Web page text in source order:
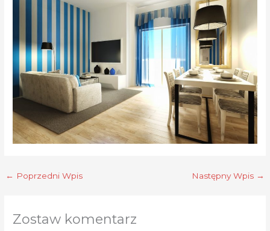
← Poprzedni Wpis Następny Wpis →
Zostaw komentarz